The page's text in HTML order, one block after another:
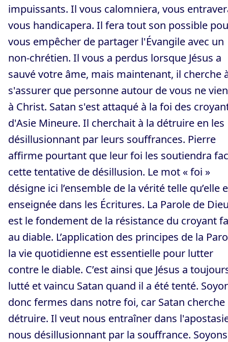
impuissants. Il vous calomniera, vous
vous handicapera. Il fera tout son possible
vous empêcher de partager l'Évangile avec un
non-chrétien. Il vous a perdus lorsque Jésus a
sauvé votre âme, mais maintenant, il cherche
s'assurer que personne autour de vous ne
à Christ. Satan s'est attaqué à la foi des
d'Asie Mineure. Il cherchait à la détruire en les
désillusionnant par leurs souffrances. Pierre
affirme pourtant que leur foi les soutiendra
cette tentative de désillusion. Le mot « foi »
désigne ici l’ensemble de la vérité telle qu’elle
enseignée dans les Écritures. La Parole de
est le fondement de la résistance du croyant
au diable. L’application des principes de la
la vie quotidienne est essentielle pour lutter
contre le diable. C’est ainsi que Jésus a
lutté et vaincu Satan quand il a été tenté.
donc fermes dans notre foi, car Satan cherche
détruire. Il veut nous entraîner dans
nous désillusionnant par la souffrance. Soyons